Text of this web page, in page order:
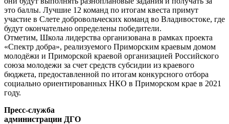
это баллы. Лучшие 12 команд по итогам квеста примут
участие в Слете добровольческих команд во Владивостоке, где
будут окончательно определены победители.
Отметим, Школа лидерства организована в рамках проекта
«Спектр добра», реализуемого Приморским краевым домом
молодёжи и Приморской краевой организацией Российского
союза молодежи за счет средств субсидии из краевого
бюджета, предоставленной по итогам конкурсного отбора
социально ориентированных НКО в Приморском крае в 2021
году.
Пресс-служба
администрации ДГО